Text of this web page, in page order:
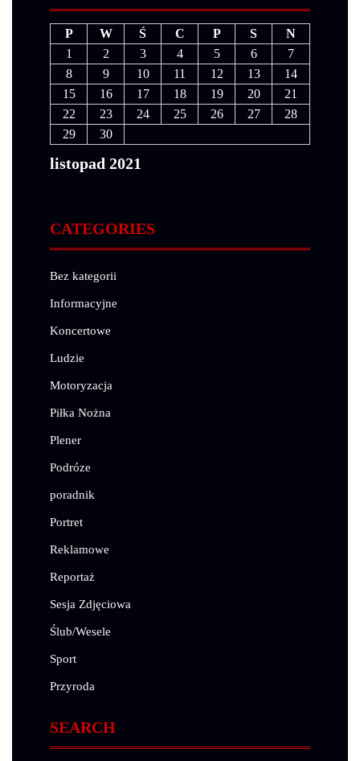
listopad 2021
P W Ś C P S
N
1
2 3 4 5 6
7
8
9 10 11 12 13
14
15
16 17 18 19 20
21
22
23 24 25 26 27
28
29
30
CATEGORIES
Bez kategorii
Informacyjne
Koncertowe
Ludzie
Motoryzacja
Piłka Nożna
Plener
Podróze
poradnik
Portret
Reklamowe
Reportaż
Sesja Zdjęciowa
Ślub/Wesele
Sport
Przyroda
SEARCH